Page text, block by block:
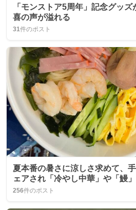
「モンストア5周年」記念グッ
喜の声が溢れる
31件のポスト
夏本番の暑さに涼しさ求めて、
ェアされ「冷やし中華」や「鰻
256件のポスト